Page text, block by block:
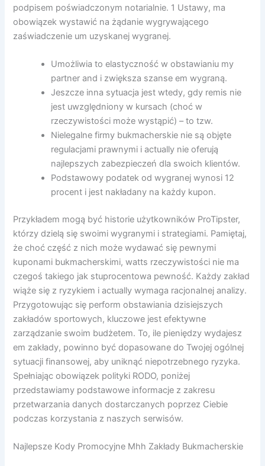
podpisem poświadczonym notarialnie. 1 Ustawy, ma
obowiązek wystawić na żądanie wygrywającego
zaświadczenie um uzyskanej wygranej.
Umożliwia to elastyczność w obstawianiu my
partner and i zwiększa szanse em wygraną.
Jeszcze inna sytuacja jest wtedy, gdy remis nie
jest uwzględniony w kursach (choć w
rzeczywistości może wystąpić) – to tzw.
Nielegalne firmy bukmacherskie nie są objęte
regulacjami prawnymi i actually nie oferują
najlepszych zabezpieczeń dla swoich klientów.
Podstawowy podatek od wygranej wynosi 12
procent i jest nakładany na każdy kupon.
Przykładem mogą być historie użytkowników ProTipster,
którzy dzielą się swoimi wygranymi i strategiami. Pamiętaj,
że choć część z nich może wydawać się pewnymi
kuponami bukmacherskimi, watts rzeczywistości nie ma
czegoś takiego jak stuprocentowa pewność. Każdy zakład
wiąże się z ryzykiem i actually wymaga racjonalnej analizy.
Przygotowując się perform obstawiania dzisiejszych
zakładów sportowych, kluczowe jest efektywne
zarządzanie swoim budżetem. To, ile pieniędzy wydajesz
em zakłady, powinno być dopasowane do Twojej ogólnej
sytuacji finansowej, aby uniknąć niepotrzebnego ryzyka.
Spełniając obowiązek polityki RODO, poniżej
przedstawiamy podstawowe informacje z zakresu
przetwarzania danych dostarczanych poprzez Ciebie
podczas korzystania z naszych serwisów.
Najlepsze Kody Promocyjne Mhh Zakłady Bukmacherskie